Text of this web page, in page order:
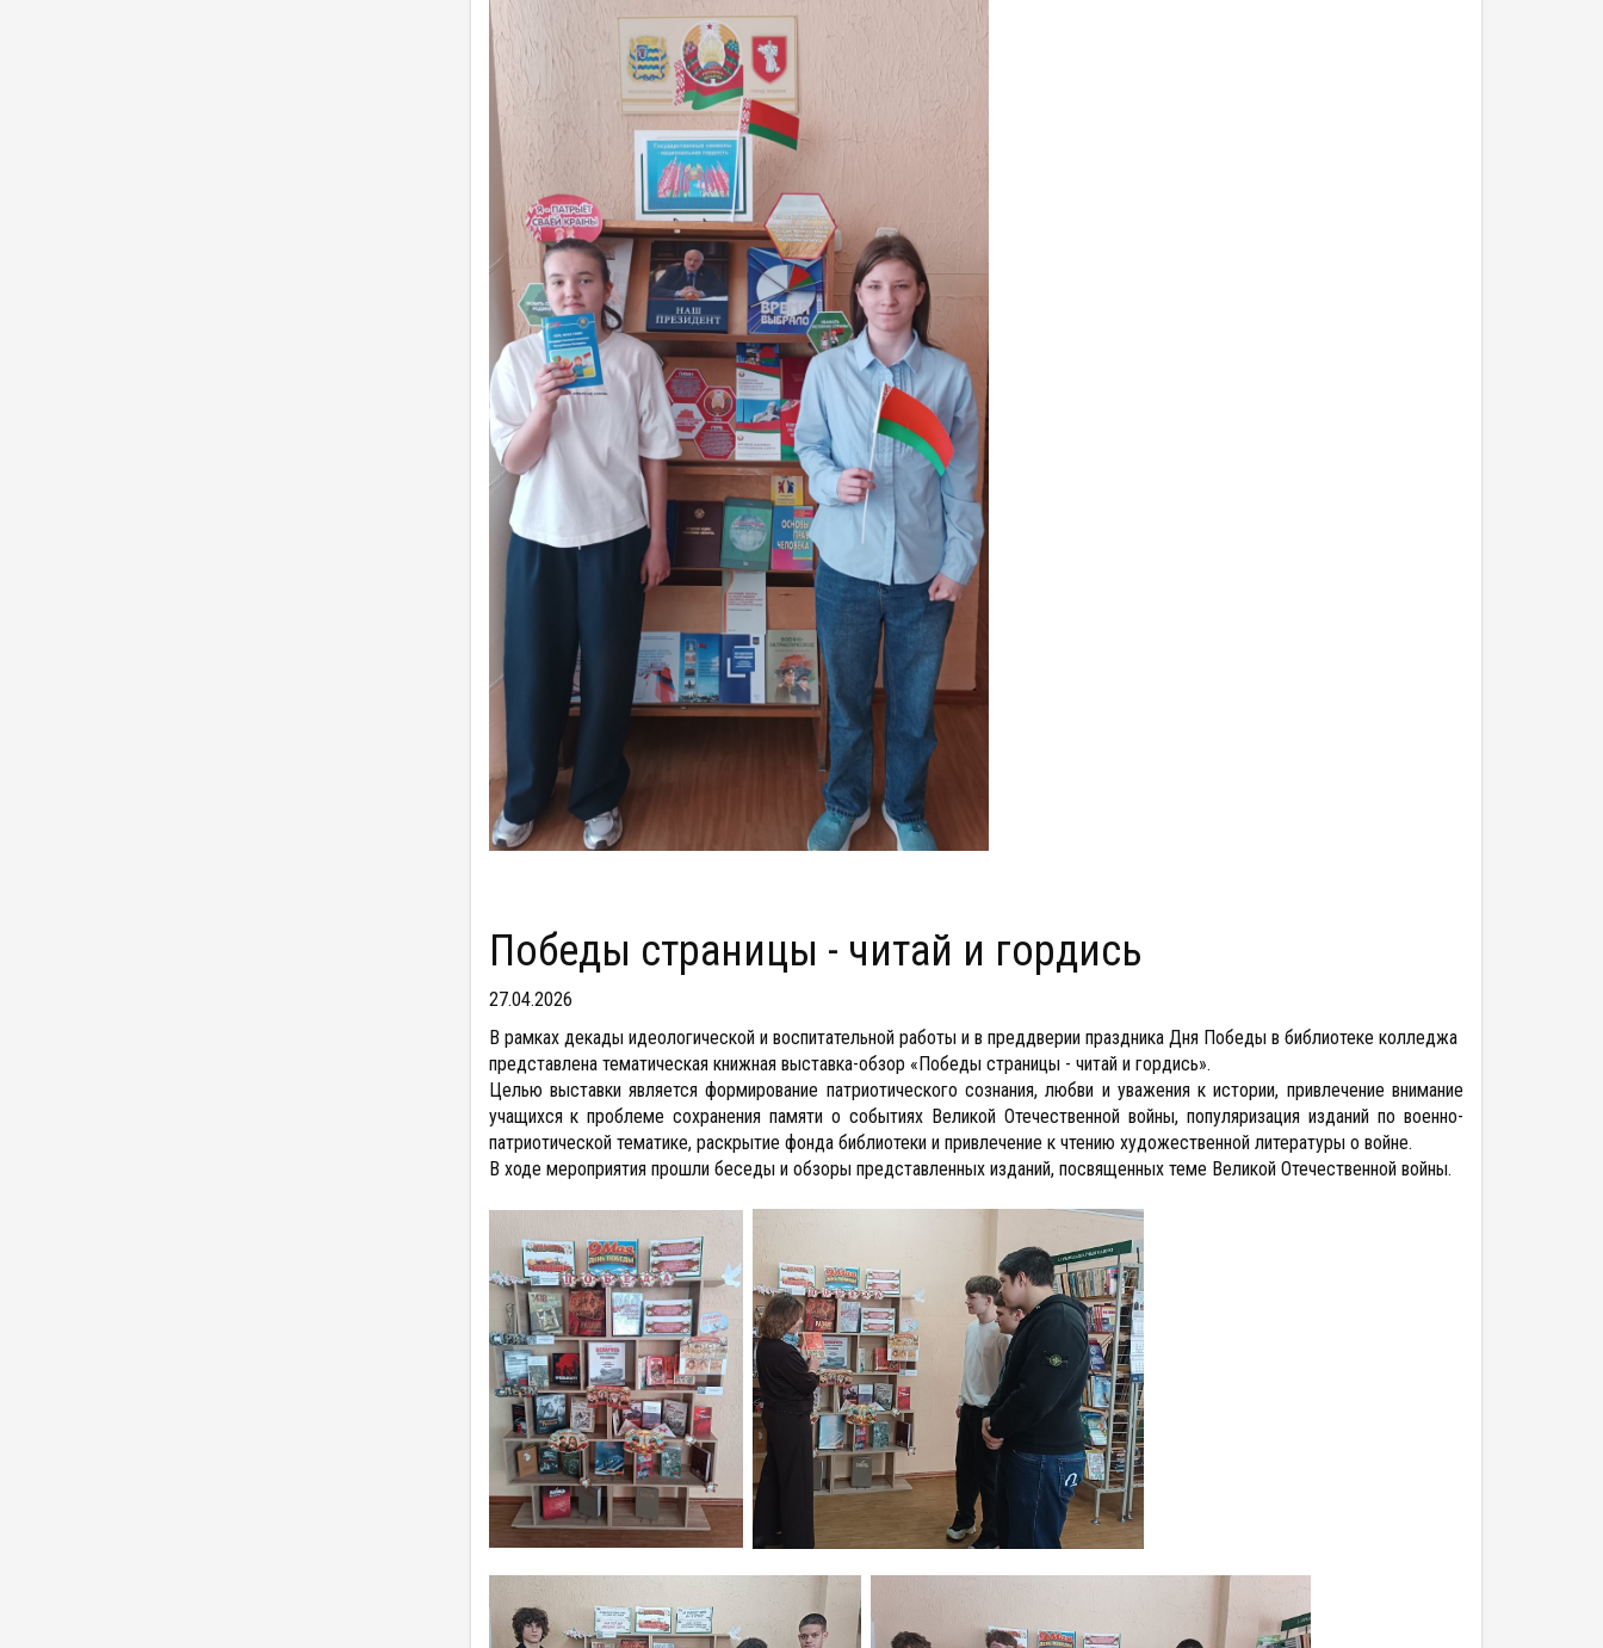
Победы страницы - читай и гордись
27.04.2026
В рамках декады идеологической и воспитательной работы и в преддверии праздника Дня Победы в библиотеке колледжа
представлена тематическая книжная выставка-обзор «Победы страницы - читай и гордись».
Целью выставки является формирование патриотического сознания, любви и уважения к истории, привлечение внимание
учащихся к проблеме сохранения памяти о событиях Великой Отечественной войны, популяризация изданий по военно-
патриотической тематике, раскрытие фонда библиотеки и привлечение к чтению художественной литературы о войне.
В ходе мероприятия прошли беседы и обзоры представленных изданий, посвященных теме Великой Отечественной войны.